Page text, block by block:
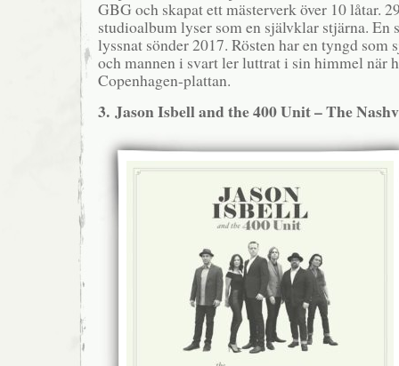
GBG och skapat ett mästerverk över 10 låtar.
studioalbum lyser som en självklar stjärna. En
lyssnat sönder 2017. Rösten har en tyngd som
och mannen i svart ler luttrat i sin himmel när
Copenhagen-plattan.
3. Jason Isbell and the 400 Unit – The